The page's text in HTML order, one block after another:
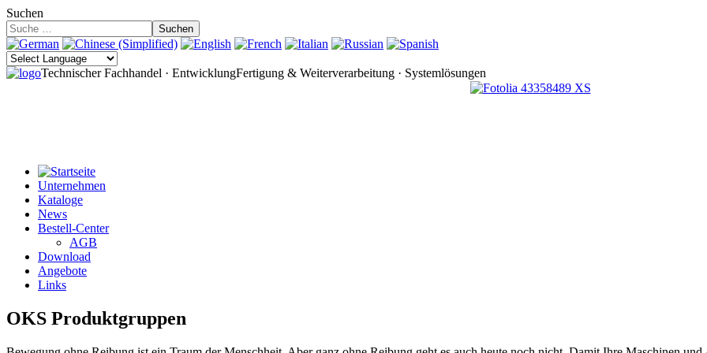
Suchen
Suchen
Technischer Fachhandel · EntwicklungFertigung & Weiterverarbeitung · Systemlösungen
Unternehmen
Kataloge
News
Bestell-Center
AGB
Download
Angebote
Links
OKS Produktgruppen